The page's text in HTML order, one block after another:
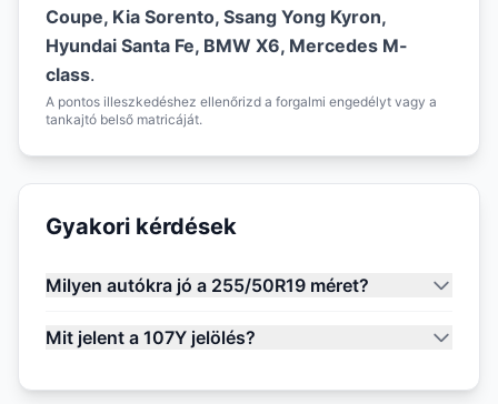
Coupe, Kia Sorento, Ssang Yong Kyron,
Hyundai Santa Fe, BMW X6, Mercedes M-
class.
A pontos illeszkedéshez ellenőrizd a forgalmi engedélyt vagy a
tankajtó belső matricáját.
Gyakori kérdések
Milyen autókra jó a 255/50R19 méret?
Mit jelent a 107Y jelölés?